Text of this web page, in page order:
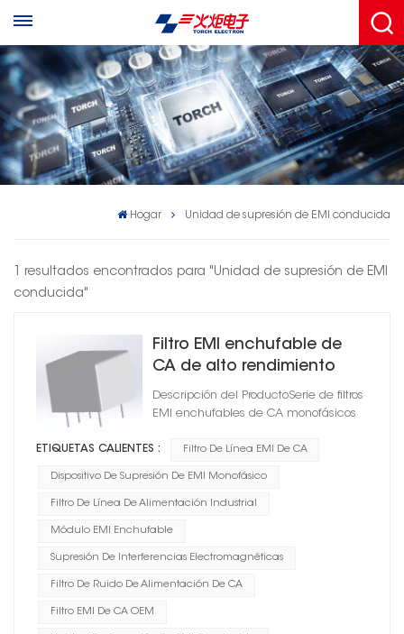
Hogar Unidad de supresión de EMI conducida
1 resultados encontrados para "Unidad de supresión de EMI
conducida"
Filtro EMI enchufable de
CA de alto rendimiento
para antorcha
Descripción del ProductoSerie de filtros
EMI enchufables de CA monofásicos
ETIQUETAS CALIENTES : Filtro De Línea EMI De CA
Dispositivo De Supresión De EMI Monofásico
Filtro De Línea De Alimentación Industrial
Módulo EMI Enchufable
Supresión De Interferencias Electromagnéticas
Filtro De Ruido De Alimentación De CA
Filtro EMI De CA OEM